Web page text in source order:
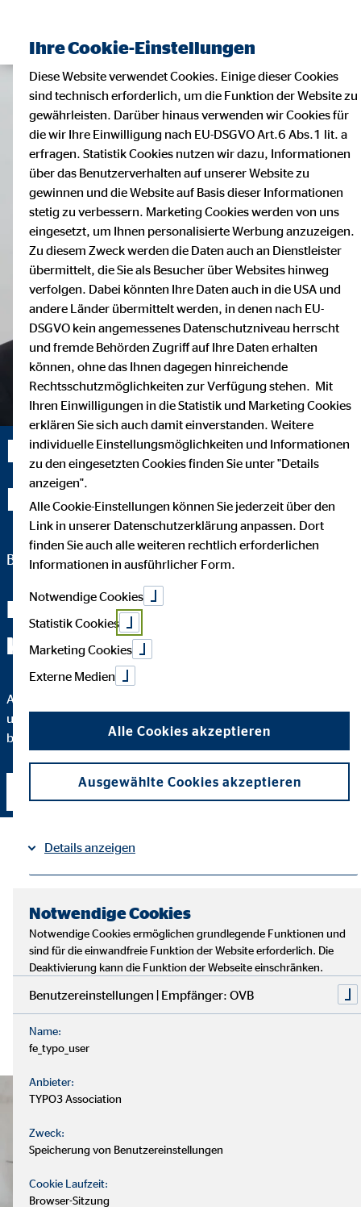
Ralf Pötzschmann —
Bitterfeld-Wolfen
Bezirksleiter für die OVB Vermögensberatung AG
Lerne uns jetzt besser
kennen!
Ab jetzt wird es persönlich. Du bekommst Infos über uns und
unsere Leistungen. Wir freuen uns darauf, auch dich schon
bald beim Thema Finanzen zu unterstützen!
Kontakt aufnehmen
Ihre Cookie-Einstellungen
Diese Website verwendet Cookies. Einige dieser Cookies
sind technisch erforderlich, um die Funktion der Website zu
gewährleisten. Darüber hinaus verwenden wir Cookies für
die wir Ihre Einwilligung nach EU-DSGVO Art.6 Abs.1 lit. a
erfragen. Statistik Cookies nutzen wir dazu, Informationen
über das Benutzerverhalten auf unserer Website zu
gewinnen und die Website auf Basis dieser Informationen
stetig zu verbessern. Marketing Cookies werden von uns
eingesetzt, um Ihnen personalisierte Werbung anzuzeigen.
Zu diesem Zweck werden die Daten auch an Dienstleister
übermittelt, die Sie als Besucher über Websites hinweg
verfolgen. Dabei könnten Ihre Daten auch in die USA und
andere Länder übermittelt werden, in denen nach EU-
DSGVO kein angemessenes Datenschutzniveau herrscht
und fremde Behörden Zugriff auf Ihre Daten erhalten
können, ohne das Ihnen dagegen hinreichende
Rechtsschutzmöglichkeiten zur Verfügung stehen. Mit
Ihren Einwilligungen in die Statistik und Marketing Cookies
erklären Sie sich auch damit einverstanden. Weitere
individuelle Einstellungsmöglichkeiten und Informationen
zu den eingesetzten Cookies finden Sie unter "Details
anzeigen".
Alle Cookie-Einstellungen können Sie jederzeit über den
Link in unserer Datenschutzerklärung anpassen. Dort
finden Sie auch alle weiteren rechtlich erforderlichen
Informationen in ausführlicher Form.
Notwendige Cookies
Statistik Cookies
Marketing Cookies
Externe Medien
Alle Cookies akzeptieren
Ausgewählte Cookies akzeptieren
Details anzeigen
Notwendige Cookies
Notwendige Cookies ermöglichen grundlegende Funktionen und
sind für die einwandfreie Funktion der Website erforderlich. Die
Deaktivierung kann die Funktion der Webseite einschränken.
Benutzereinstellungen | Empfänger: OVB
Name:
fe_typo_user
Anbieter:
TYPO3 Association
Zweck:
Speicherung von Benutzereinstellungen
Cookie Laufzeit:
Browser-Sitzung